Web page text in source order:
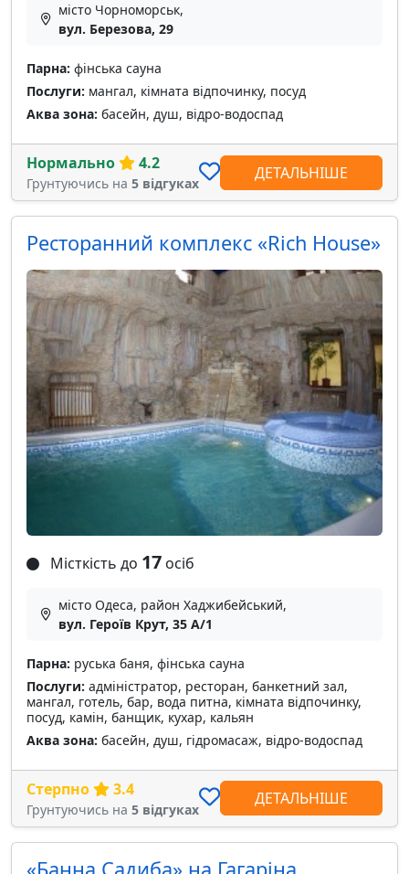
місто Чорноморськ,
вул. Березова, 29
Парна: фінська сауна
Послуги: мангал, кімната відпочинку, посуд
Аква зона: басейн, душ, відро-водоспад
Нормально 4.2
Грунтуючись на 5 відгуках
ДЕТАЛЬНІШЕ
Ресторанний комплекс «Rich House»
Місткість до 17 осіб
місто Одеса, район Хаджибейський,
вул. Героїв Крут, 35 А/1
Парна: руська баня, фінська сауна
Послуги: адміністратор, ресторан, банкетний зал,
мангал, готель, бар, вода питна, кімната відпочинку,
посуд, камін, банщик, кухар, кальян
Аква зона: басейн, душ, гідромасаж, відро-водоспад
Стерпно 3.4
Грунтуючись на 5 відгуках
ДЕТАЛЬНІШЕ
«Банна Садиба» на Гагаріна